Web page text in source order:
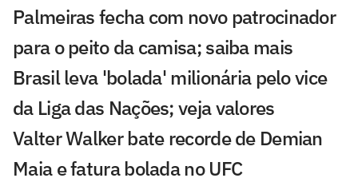
Palmeiras fecha com novo patrocinador
para o peito da camisa; saiba mais
Brasil leva 'bolada' milionária pelo vice
da Liga das Nações; veja valores
Valter Walker bate recorde de Demian
Maia e fatura bolada no UFC